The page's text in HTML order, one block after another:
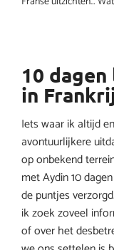
10
in
Iets waar ik altijd
avontuurlijkere
op onbekend
met Aydin 10
de puntjes
ik zoek zoveel
of over het